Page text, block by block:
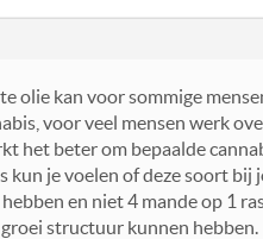
olie kan voor sommige
voor veel mensen werk
het beter om bepaalde
kun je voelen of deze soort
en niet 4 mande op 1
structuur kunnen hebben.